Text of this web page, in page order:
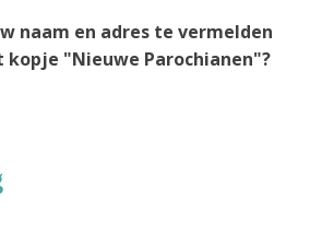
naam en adres te vermelden
"Nieuwe Parochianen"?